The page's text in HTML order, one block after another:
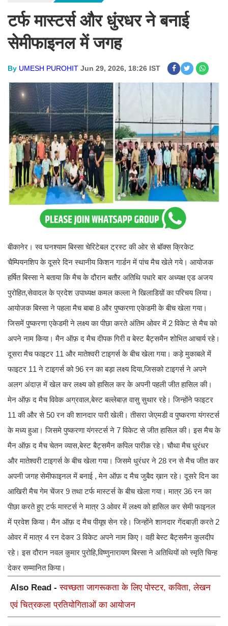
टर्फ मास्टर्स और धुंरधर ने बनाई
सेमीफाइनल में जगह
By UMESH PUROHIT Jun 29, 2026, 18:26 IST
बीकानेर। स्व घनश्याम बिस्सा चेरिटेबल ट्रस्ट की ओर से बॉक्स क्रिकेट
चैम्पियनशिप के दूसरे दिन स्थानीय किशन गार्डन में पांच मैच खेले गये। आयोजक
हर्षित बिस्सा ने बताया कि मैच के दौरान बतौर अतिथि पधारे बार अध्यक्ष एड अजय
पुरोहित,सेवादल के प्रदेश उपाध्यक्ष कमल कल्ला ने खिलाडिय़ों का परिचय लिया।
आयोजक बिस्सा ने पहला मैच बाबा 8 और पुष्करणा एकेडमी के बीच खेला गया।
जिसमें पुष्करणा एकेडमी ने लक्ष्य का पीछा करते अंतिम ओवर में 2 विकेट से मैच को
अपने नाम किया। मैन ऑफ़ द मैच दीपक गिरी व बेस्ट बैट्समैन शोभित आचार्य रहे।
दूसरा मैच फाइटर 11 और मातेश्वरी टाइगर्स के बीच खेला गया। कड़े मुकाबले में
फाइटर 11 ने टाइगर्स को 96 रन का बड़ा लक्ष्य दिया,जिसको टाइगर्स ने अपने
अलग अंदाज़ में खेल कर लक्ष्य को हासिल कर के अपनी पहली जीत हासिल की।
मेन ऑफ़ द मैच विवेक अग्रवाल,बेस्ट बल्लेबाज़ वासु सुथार रहे। जिन्होंने फाइटर
11 की और से 50 रन की शानदार पारी खेली। तीसरा जेएमडी व पुष्करणा यंगस्टर्स
के मध्य हुआ। जिसमे पुष्करणा यंगस्टर्स ने 7 विकेट से जीत हासिल की। इस मैच के
मैन ऑफ़ द मैच चेतन व्यास,बेस्ट बैट्समैन कपिल पारीक रहे। चौथा मैच धुरंधर
और मातेश्वरी टाइगर्स के बीच खेला गया। जिसमे धुरंधर ने 28 रन से मैच जीत कर
अपनी जगह सेमीफाइनल में बनाई , मेन ऑफ़ द मैच जुबैद ख़ान रहे। दूसरे दिन का
आखिरी मैच गेम चेंजर 9 तथा टर्फ मास्टर्स के बीच खेला गया। मात्र 36 रन का
पीछा करते हुए टर्फ मास्टर्स ने मात्र 3 ओवर में लक्ष्य को हासिल कर सेमी फाइनल
में प्रवेश किया। मैन ऑफ़ द मैच पीयूष सेन रहे। जिन्होंने शानदार गेंदबाज़ी करते 2
ओवर में मात्र 4 रन देकर 3 विकेट अपने नाम किए। वही बेस्ट बैट्समैन कुलदीप
रहे। इस दौरान नवल कुमार पुरोहि,विष्णुनारायण बिस्सा ने अतिथियों को स्मृति चिन्ह
देकर सम्मानित किया।
Also Read -स्वच्छता जागरूकता के लिए पोस्टर, कविता, लेखन
एवं चित्रकला प्रतियोगिताओं का आयोजन